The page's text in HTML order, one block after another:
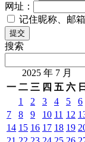
网址：
记住昵称、邮
提交
搜索
2025 年 7 月
一 二 三 四 五 六 日
1
2 3 4 5
6
7
8 9 10 11 12
14 15 16 17 18 19